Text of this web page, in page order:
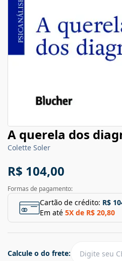
A querela dos
Colette Soler
R$ 104,00
Formas de pagamento:
Cartão de crédito: R$
Em até 5X de R$ 20,80
Calcule o do frete: